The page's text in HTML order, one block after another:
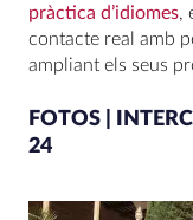
pràctica d’idiomes,
contacte real amb
ampliant els seus
FOTOS |
24